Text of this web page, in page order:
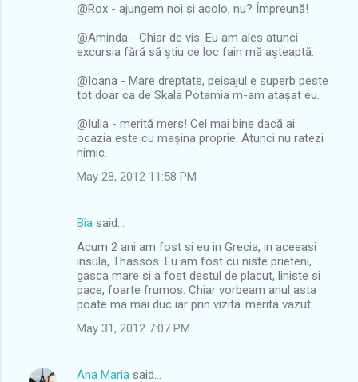
@Rox - ajungem noi și acolo, nu? Împreună!
@Aminda - Chiar de vis. Eu am ales atunci
excursia fără să știu ce loc fain mă așteaptă.
@Ioana - Mare dreptate, peisajul e superb peste
tot doar ca de Skala Potamia m-am atașat eu.
@Iulia - merită mers! Cel mai bine dacă ai
ocazia este cu mașina proprie. Atunci nu ratezi
nimic.
May 28, 2012 11:58 PM
Bia said…
Acum 2 ani am fost si eu in Grecia, in aceeasi
insula, Thassos. Eu am fost cu niste prieteni,
gasca mare si a fost destul de placut, liniste si
pace, foarte frumos. Chiar vorbeam anul asta
poate ma mai duc iar prin vizita..merita vazut.
May 31, 2012 7:07 PM
Ana Maria said…